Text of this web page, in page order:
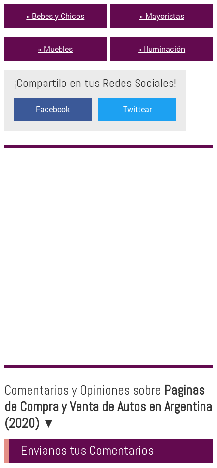
» Bebes y Chicos » Mayoristas
» Muebles » Iluminación
¡Compartilo en tus Redes Sociales!
Facebook Twittear
Comentarios y Opiniones sobre Paginas
de Compra y Venta de Autos en Argentina
(2020)▼
Envianos tus Comentarios